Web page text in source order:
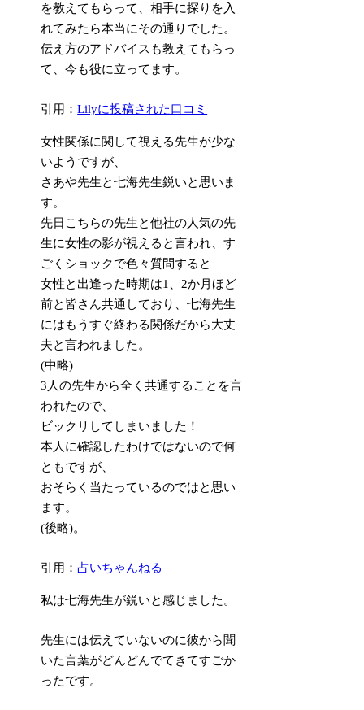
を教えてもらって、相手に探りを入
れてみたら本当にその通りでした。
伝え方のアドバイスも教えてもらっ
て、今も役に立ってます。
引用：Lilyに投稿された口コミ
女性関係に関して視える先生が少な
いようですが、
さあや先生と七海先生鋭いと思いま
す。
先日こちらの先生と他社の人気の先
生に女性の影が視えると言われ、す
ごくショックで色々質問すると
女性と出逢った時期は1、2か月ほど
前と皆さん共通しており、七海先生
にはもうすぐ終わる関係だから大丈
夫と言われました。
(中略)
3人の先生から全く共通することを言
われたので、
ビックリしてしまいました！
本人に確認したわけではないので何
ともですが、
おそらく当たっているのではと思い
ます。
(後略)。
引用：占いちゃんねる
私は七海先生が鋭いと感じました。
先生には伝えていないのに彼から聞
いた言葉がどんどんでてきてすごか
ったです。